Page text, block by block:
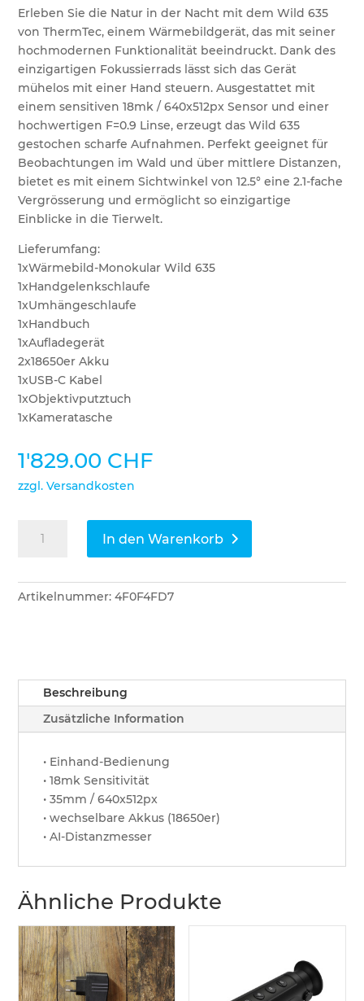
Erleben Sie die Natur in der Nacht mit dem Wild 635
von ThermTec, einem Wärmebildgerät, das mit seiner
hochmodernen Funktionalität beeindruckt. Dank des
einzigartigen Fokussierrads lässt sich das Gerät
mühelos mit einer Hand steuern. Ausgestattet mit
einem sensitiven 18mk / 640x512px Sensor und einer
hochwertigen F=0.9 Linse, erzeugt das Wild 635
gestochen scharfe Aufnahmen. Perfekt geeignet für
Beobachtungen im Wald und über mittlere Distanzen,
bietet es mit einem Sichtwinkel von 12.5° eine 2.1-fache
Vergrösserung und ermöglicht so einzigartige
Einblicke in die Tierwelt.
Lieferumfang:
1xWärmebild-Monokular Wild 635
1xHandgelenkschlaufe
1xUmhängeschlaufe
1xHandbuch
1xAufladegerät
2x18650er Akku
1xUSB-C Kabel
1xObjektivputztuch
1xKameratasche
1'829.00 CHF
zzgl. Versandkosten
Wärmebildkamera
635
Menge
In den Warenkorb
Artikelnummer:4F0F4FD7
Beschreibung
Zusätzliche Information
• Einhand-Bedienung
• 18mk Sensitivität
• 35mm / 640x512px
• wechselbare Akkus (18650er)
• AI-Distanzmesser
Ähnliche Produkte